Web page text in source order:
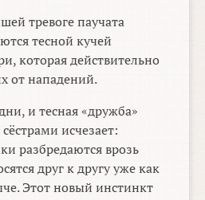
тревоге паучата
тесной кучей
которая действительно
от нападений.
и тесная «дружба»
исчезает:
разбредаются врозь
друг к другу уже как
Этот новый инстинкт